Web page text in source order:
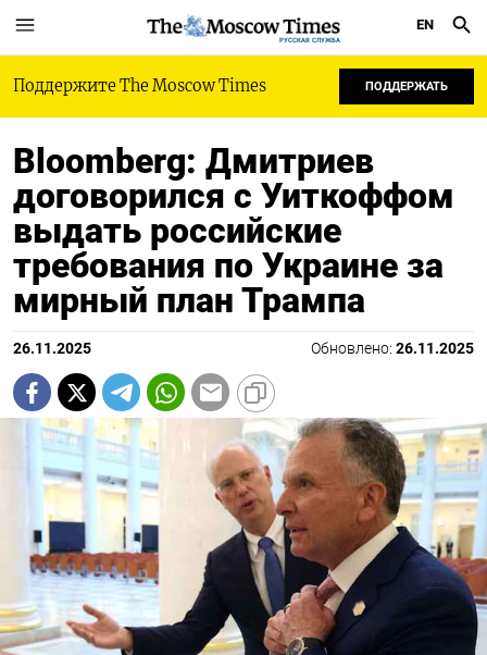
РУССКАЯ СЛУЖБА
EN
Поддержите The Moscow Times ПОДДЕРЖАТЬ
Bloomberg: Дмитриев
договорился с Уиткоффом
выдать российские
требования по Украине за
мирный план Трампа
26.11.2025 Обновлено: 26.11.2025